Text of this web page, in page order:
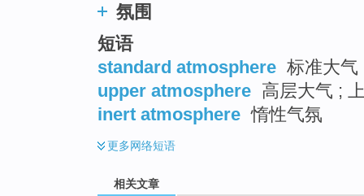
氛围
短语
standard atmosphere 标准大气
upper atmosphere 高层大气 ;
inert atmosphere 惰性气氛
更多网络短语
相关文章